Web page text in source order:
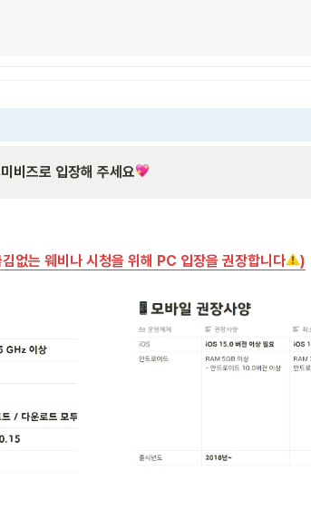
비즈로 입장해 주세요
없는 웨비나 시청을 위해 PC 입장을 권장합니다 )